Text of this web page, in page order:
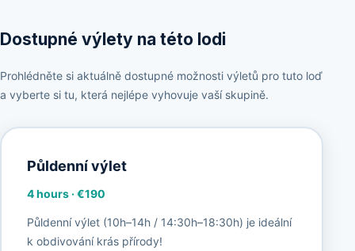
Dostupné výlety na této lodi
Prohlédněte si aktuálně dostupné možnosti výletů pro tuto loď
a vyberte si tu, která nejlépe vyhovuje vaší skupině.
Půldenní výlet
4 hours·€190
Půldenní výlet (10h–14h / 14:30h–18:30h) je ideální
k obdivování krás přírody!